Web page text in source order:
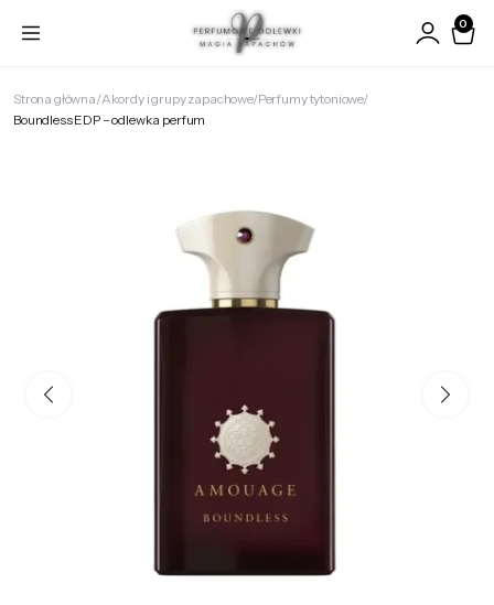
0
Strona główna Akordy i grupy zapachowe Perfumy tytoniowe
Boundless EDP – odlewka perfum